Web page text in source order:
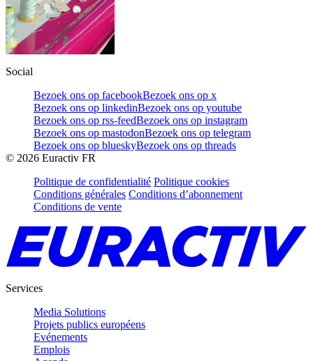
Social
Bezoek ons op facebookBezoek ons op x
Bezoek ons op linkedinBezoek ons op youtube
Bezoek ons op rss-feedBezoek ons op instagram
Bezoek ons op mastodonBezoek ons op telegram
Bezoek ons op blueskyBezoek ons op threads
© 2026 Euractiv FR
Politique de confidentialité Politique cookies
Conditions générales Conditions d’abonnement
Conditions de vente
Services
Media Solutions
Projets publics européens
Evénements
Emplois